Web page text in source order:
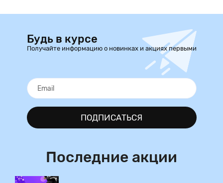
Будь в курсе
Получайте информацию о новинках и акциях первыми
ПОДПИСАТЬСЯ
Последние акции